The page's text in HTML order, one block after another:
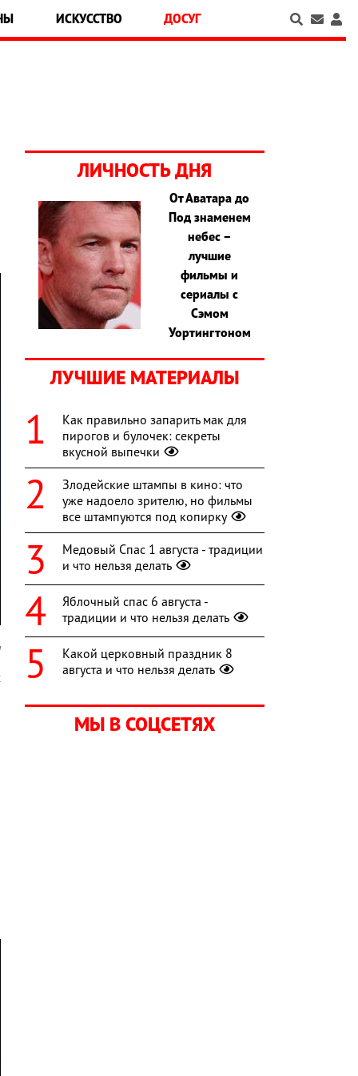
ИСКУССТВО ДОСУГ
ЛИЧНОСТЬ ДНЯ
От Аватара до
Под знаменем
небес –
лучшие
фильмы и
сериалы с
Сэмом
Уортингтоном
ЛУЧШИЕ МАТЕРИАЛЫ
Как правильно запарить мак для
пирогов и булочек: секреты
вкусной выпечки
Злодейские штампы в кино: что
уже надоело зрителю, но фильмы
все штампуются под копирку
Медовый Спас 1 августа - традиции
и что нельзя делать
Яблочный спас 6 августа -
традиции и что нельзя делать
Какой церковный праздник 8
августа и что нельзя делать
МЫ В СОЦСЕТЯХ